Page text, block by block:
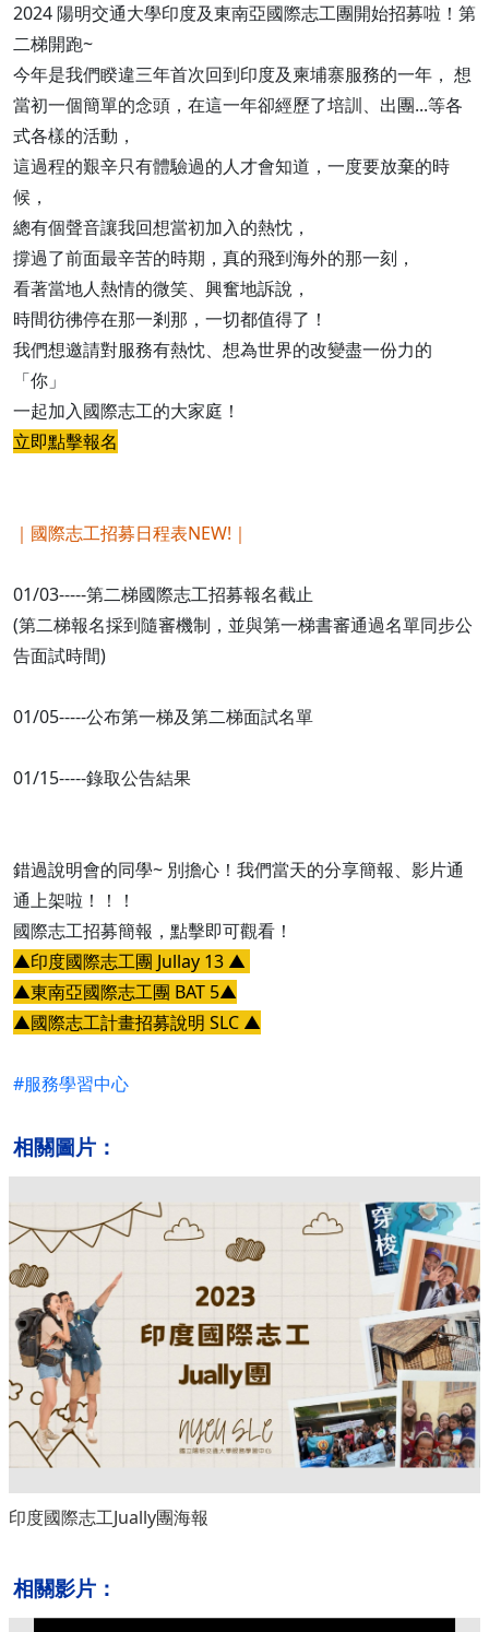
2024 陽明交通大學印度及東南亞國際志工團開始招募啦！第
二梯開跑~
今年是我們睽違三年首次回到印度及柬埔寨服務的一年， 想
當初一個簡單的念頭，在這一年卻經歷了培訓、出團...等各
式各樣的活動，
這過程的艱辛只有體驗過的人才會知道，一度要放棄的時
候，
總有個聲音讓我回想當初加入的熱忱，
撐過了前面最辛苦的時期，真的飛到海外的那一刻，
看著當地人熱情的微笑、興奮地訴說，
時間彷彿停在那一剎那，一切都值得了！
我們想邀請對服務有熱忱、想為世界的改變盡一份力的
「你」
一起加入國際志工的大家庭！
立即點擊報名
｜國際志工招募日程表NEW!｜
01/03-----第二梯國際志工招募報名截止
(第二梯報名採到隨審機制，並與第一梯書審通過名單同步公
告面試時間)
01/05-----公布第一梯及第二梯面試名單
01/15-----錄取公告結果
錯過說明會的同學~ 別擔心！我們當天的分享簡報、影片通
通上架啦！！！
國際志工招募簡報，點擊即可觀看！
▲印度國際志工團 Jullay 13 ▲
▲東南亞國際志工團 BAT 5▲
▲國際志工計畫招募說明 SLC ▲
#服務學習中心
相關圖片：
印度國際志工Jually團海報
相關影片：